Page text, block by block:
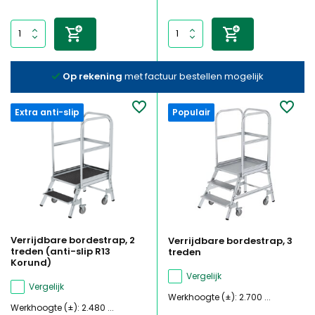
Op rekening met factuur bestellen mogelijk
Extra anti-slip
Verrijdbare bordestrap, 2
treden (anti-slip R13
Korund)
Vergelijk
Werkhoogte (±): 2.480 ...
Populair
Verrijdbare bordestrap, 3
treden
Vergelijk
Werkhoogte (±): 2.700 ...